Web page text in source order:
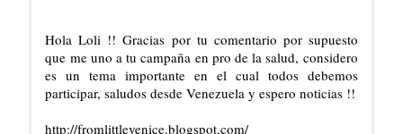
Hola Loli !! Gracias por tu comentario por supuesto
que me uno a tu campaña en pro de la salud, considero
es un tema importante en el cual todos debemos
participar, saludos desde Venezuela y espero noticias !!
http://fromlittlevenice.blogspot.com/